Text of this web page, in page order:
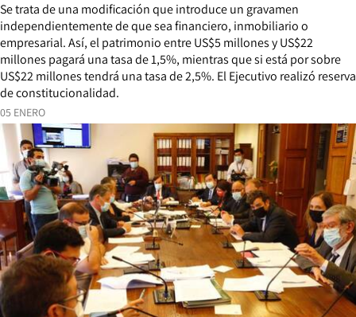
05 ENERO
Se trata de una modificación que introduce un gravamen
independientemente de que sea financiero, inmobiliario o
empresarial. Así, el patrimonio entre US$5 millones y US$22
millones pagará una tasa de 1,5%, mientras que si está por sobre
US$22 millones tendrá una tasa de 2,5%. El Ejecutivo realizó reserva
de constitucionalidad.